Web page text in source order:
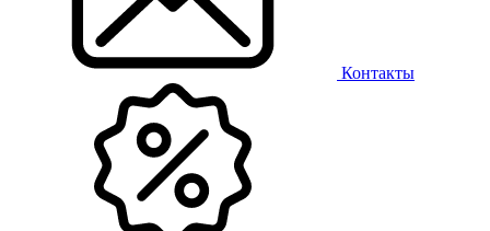
Контакты